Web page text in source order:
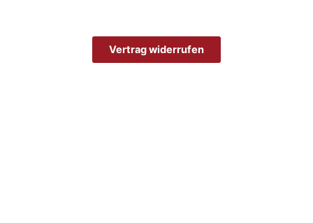
Vertrag widerrufen